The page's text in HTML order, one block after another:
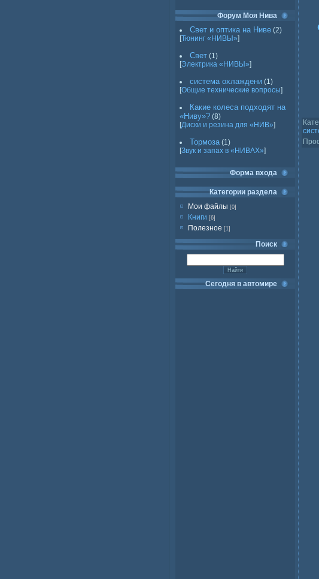
Форум Моя Нива
Свет и оптика на Ниве (2)
[Тюнинг «НИВЫ»]
Свет (1)
[Электрика «НИВЫ»]
система охлаждени (1)
[Общие технические вопросы]
Какие колеса подходят на
«Ниву»? (8)
[Диски и резина для «НИВ»]
Тормоза (1)
[Звук и запах в «НИВАХ»]
Форма входа
Категории раздела
Мои файлы [0]
Книги [6]
Полезное [1]
Поиск
Сегодня в автомире